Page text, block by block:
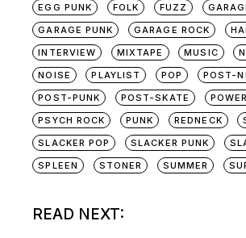
EGG PUNK FOLK FUZZ
GARAGE PUNK
GARAGE ROCK
INTERVIEW
MIXTAPE MUSIC
NOISE
PLAYLIST POP
POST-
POST-PUNK
POST-SKATE
PSYCH ROCK
PUNK REDNECK
SLACKER POP
SLACKER PUNK
SPLEEN
STONER SUMMER
READ NEXT: